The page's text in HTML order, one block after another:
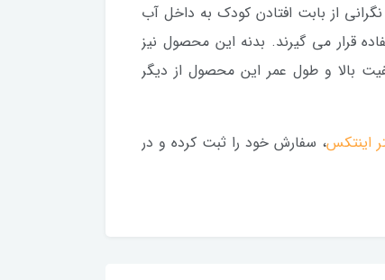
از بابت افتادن کودک به داخل آب
قرار می گیرند. بدنه این محصول نیز
بالا و طول عمر این محصول از دیگر
اینتکس، سفارش خود را ثبت کرده و در